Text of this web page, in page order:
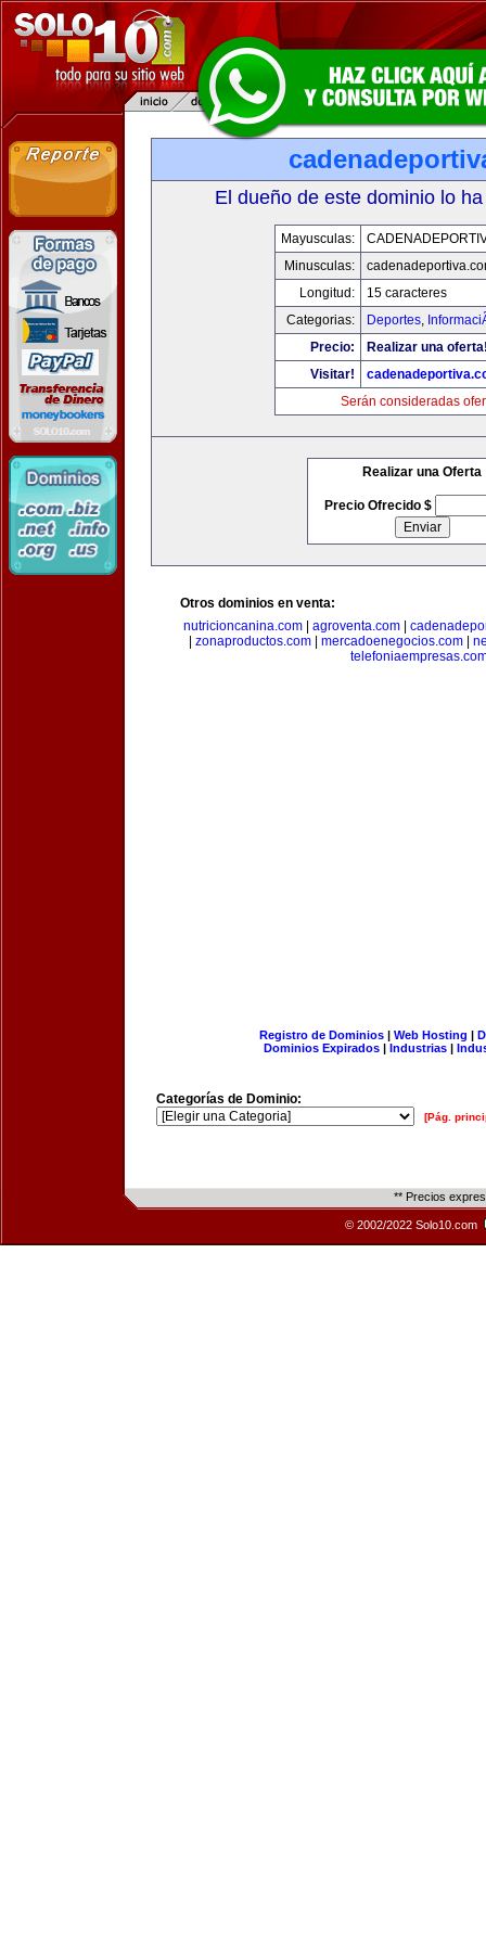
El dueño de este dominio lo
Mayusculas:
Minusculas:
Longitud:
15 caracteres
Categorias:
Deportes,
Precio:
Realizar una
Visitar!
Serán consideradas
Realizar una Oferta
Precio Ofrecido $
Otros dominios en venta:
nutricioncanina.com| agroventa.com|
zonaproductos.com mercadoenegocios.com
Registro de Dominios| Web Hosting |
Dominios Expirados | Industrias |
Categorías de Dominio:
[Pág.
** Precios
© 2002/2022 Solo10.com